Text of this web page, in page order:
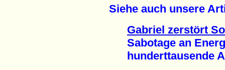
Siehe auch unsere
Gabriel zerstört
Sabotage an
hunderttausende